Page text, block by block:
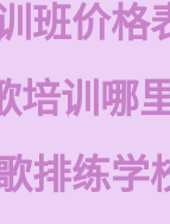
班价格
培训哪
排练学